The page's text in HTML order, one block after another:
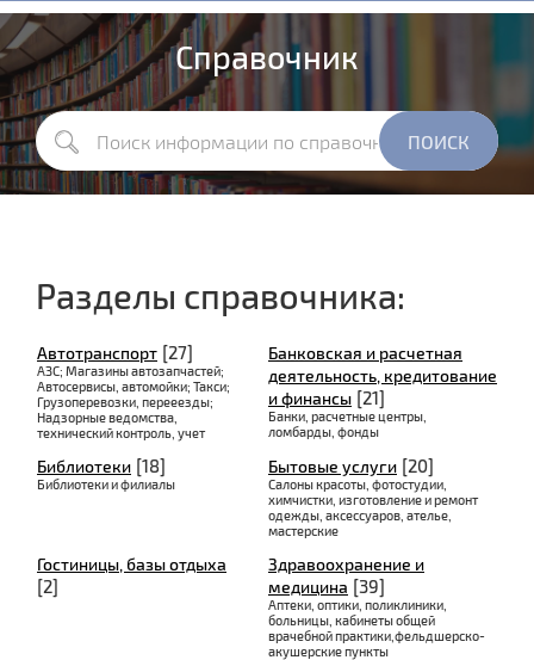
Справочник
Разделы справочника:
Автотранспорт [27]
АЗС; Магазины автозапчастей;
Автосервисы, автомойки; Такси;
Грузоперевозки, перееезды;
Надзорные ведомства,
технический контроль, учет
Банковская и расчетная
деятельность, кредитование
и финансы [21]
Банки, расчетные центры,
ломбарды, фонды
Библиотеки [18]
Библиотеки и филиалы
Бытовые услуги [20]
Салоны красоты, фотостудии,
химчистки, изготовление и ремонт
одежды, аксессуаров, ателье,
мастерские
Гостиницы, базы отдыха
[2]
Здравоохранение и
медицина [39]
Аптеки, оптики, поликлиники,
больницы, кабинеты общей
врачебной практики,фельдшерско-
акушерские пункты